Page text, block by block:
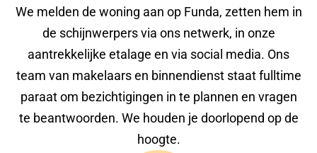
We melden de woning aan op Funda, zetten hem in
de schijnwerpers via ons netwerk, in onze
aantrekkelijke etalage en via social media. Ons
team van makelaars en binnendienst staat fulltime
paraat om bezichtigingen in te plannen en vragen
te beantwoorden. We houden je doorlopend op de
hoogte.